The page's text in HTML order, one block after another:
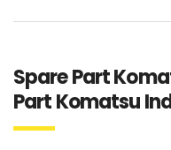
Spare Part
Part Komatsu